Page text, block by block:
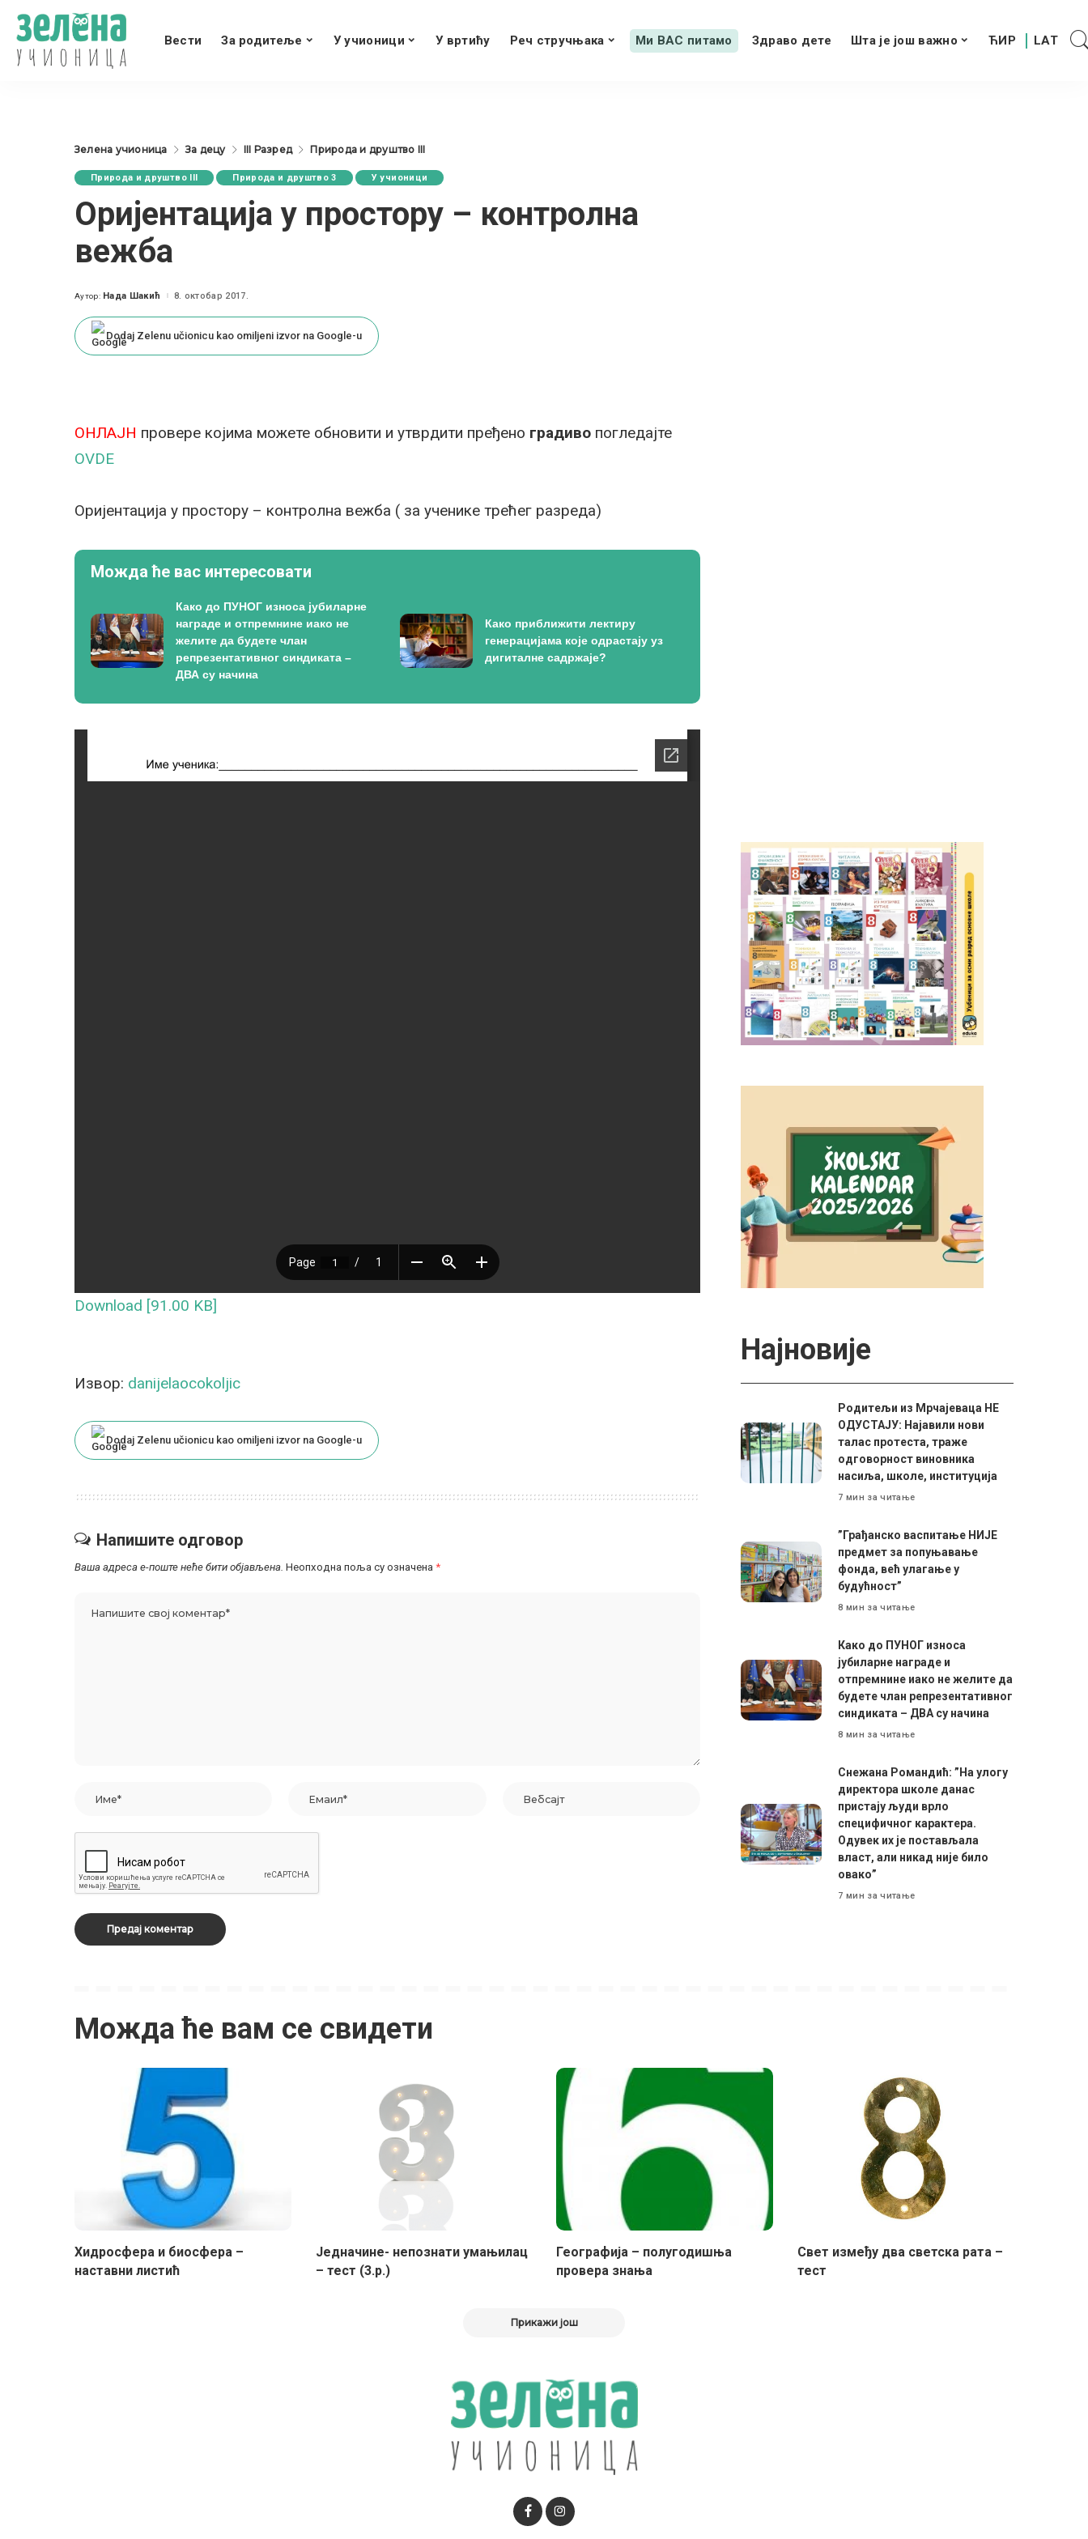
Вести За родитеље У учионици У вртићу Реч стручњака Ми ВАС питамо Здраво дете Шта је још важно
Зелена учионица За децу III Разред Природа и друштво III
Природа и друштво III Природа и друштво 3 У учионици
Оријентација у простору – контролна
вежба
Posted
Аутор: Нада Шакић 8. октобар 2017.
Dodaj Zelenu učionicu kao omiljeni izvor na Google-u
ОНЛАЈН провере којима можете обновити и утврдити пређено градиво погледајте
OVDE
Оријентација у простору – контролна вежба ( за ученике трећег разреда)
Можда ће вас интересовати
Како до ПУНОГ износа јубиларне
награде и отпремнине иако не
желите да будете члан
репрезентативног синдиката –
ДВА су начина
Како приближити лектиру
генерацијама које одрастају уз
дигиталне садржаје?
Download [91.00 KB]
Извор: danijelaocokoljic
Dodaj Zelenu učionicu kao omiljeni izvor na Google-u
Напишите одговор
Ваша адреса е-поште неће бити објављена. Неопходна поља су означена *
Најновије
Родитељи из Мрчајеваца НЕ
ОДУСТАЈУ: Најавили нови
талас протеста, траже
одговорност виновника
насиља, школе, институција
7 мин за читање
”Грађанско васпитање НИЈЕ
предмет за попуњавање
фонда, већ улагање у
будућност”
8 мин за читање
Како до ПУНОГ износа
јубиларне награде и
отпремнине иако не желите да
будете члан репрезентативног
синдиката – ДВА су начина
8 мин за читање
Снежана Романдић: ”На улогу
директора школе данас
пристају људи врло
специфичног карактера.
Одувек их је постављала
власт, али никад није било
овако”
7 мин за читање
Можда ће вам се свидети
Хидросфера и биосфера –
наставни листић
Једначине- непознати умањилац
– тест (3.р.)
Географија – полугодишња
провера знања
Свет између два светска рата –
тест
Прикажи још